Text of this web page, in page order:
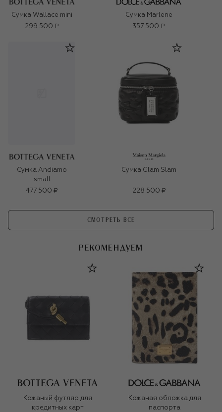
Сумка Wallace mini
299 500 ₽
Сумка Marlene
357 500 ₽
Сумка Andiamo
small
477 500 ₽
Сумка Glam Slam
228 500 ₽
СМОТРЕТЬ ВСЕ
РЕКОМЕНДУЕМ
Кожаный футляр для
кредитных карт
Кожаная обложка для
паспорта